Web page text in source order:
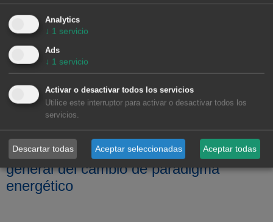
AleaSoft Energy Forecasting celebra su 26º aniversario
como referente en previsión y análisis para el sector de la
energía europeo, aportando ciencia, independencia e
innovación al servicio de la transición energética. Hoy, 8 de
octubre de 2025, se cumplen 26 años desde la creación de
El sistema eléctrico en evolución: visión
general del cambio de paradigma
energético
Analytics
↓ 1 servicio
Ads
↓ 1 servicio
Activar o desactivar todos los servicios
Utilice este interruptor para activar o desactivar todos los
servicios.
Descartar todas Aceptar seleccionadas Aceptar todas